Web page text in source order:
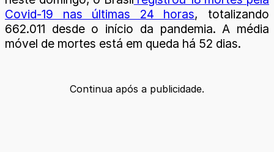
Covid-19 nas últimas 24 horas, totalizando
662.011 desde o início da pandemia. A média
móvel de mortes está em queda há 52 dias.
Continua após a publicidade.